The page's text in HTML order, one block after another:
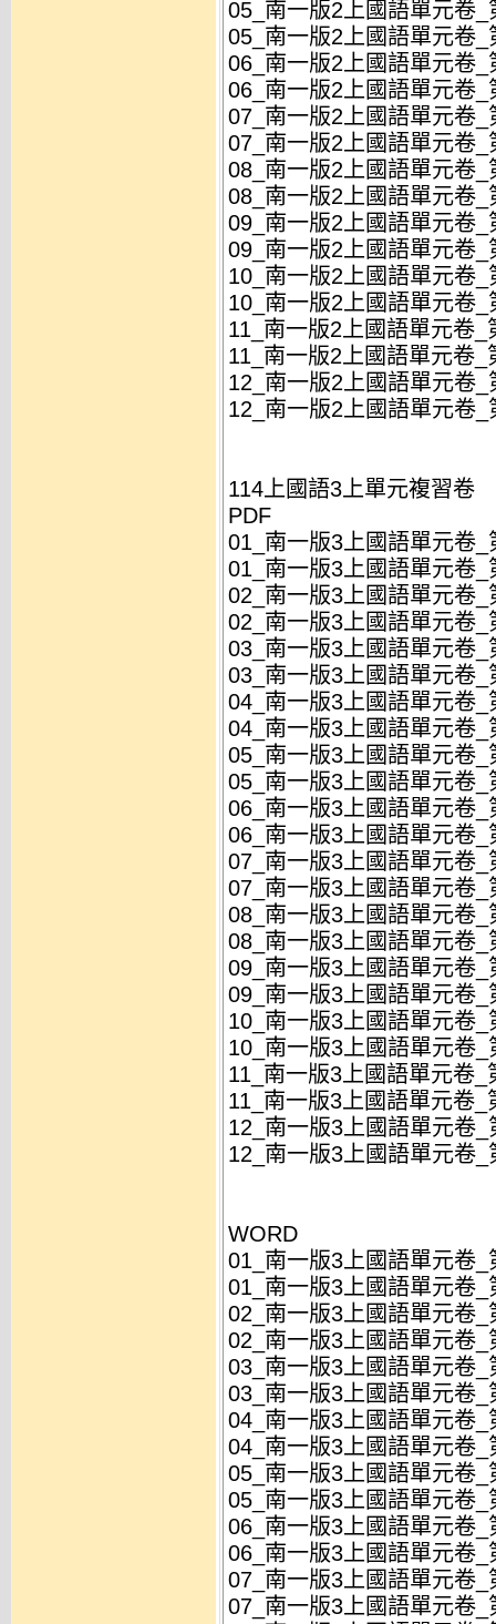
05_南一版2上國語單元卷
05_南一版2上國語單元卷
06_南一版2上國語單元卷
06_南一版2上國語單元卷
07_南一版2上國語單元卷
07_南一版2上國語單元卷
08_南一版2上國語單元卷
08_南一版2上國語單元卷
09_南一版2上國語單元卷
09_南一版2上國語單元卷
10_南一版2上國語單元卷
10_南一版2上國語單元卷
11_南一版2上國語單元卷
11_南一版2上國語單元卷
12_南一版2上國語單元卷
12_南一版2上國語單元卷
114上國語3上單元複習卷
PDF
01_南一版3上國語單元卷
01_南一版3上國語單元卷
02_南一版3上國語單元卷
02_南一版3上國語單元卷
03_南一版3上國語單元卷
03_南一版3上國語單元卷
04_南一版3上國語單元卷
04_南一版3上國語單元卷
05_南一版3上國語單元卷
05_南一版3上國語單元卷
06_南一版3上國語單元卷
06_南一版3上國語單元卷
07_南一版3上國語單元卷
07_南一版3上國語單元卷
08_南一版3上國語單元卷
08_南一版3上國語單元卷
09_南一版3上國語單元卷
09_南一版3上國語單元卷
10_南一版3上國語單元卷
10_南一版3上國語單元卷
11_南一版3上國語單元卷
11_南一版3上國語單元卷
12_南一版3上國語單元卷
12_南一版3上國語單元卷
WORD
01_南一版3上國語單元卷
01_南一版3上國語單元卷
02_南一版3上國語單元卷
02_南一版3上國語單元卷
03_南一版3上國語單元卷
03_南一版3上國語單元卷
04_南一版3上國語單元卷
04_南一版3上國語單元卷
05_南一版3上國語單元卷
05_南一版3上國語單元卷
06_南一版3上國語單元卷
06_南一版3上國語單元卷
07_南一版3上國語單元卷
07_南一版3上國語單元卷